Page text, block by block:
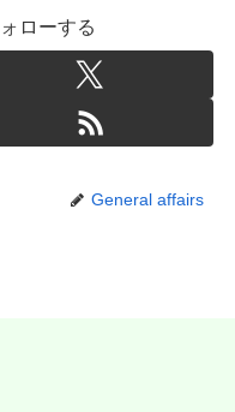
ローする
General affairs